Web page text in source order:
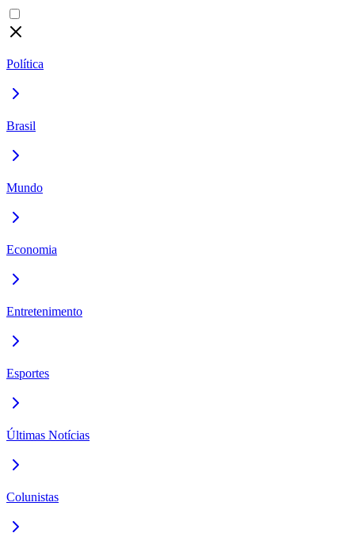
Política
Brasil
Mundo
Economia
Entretenimento
Esportes
Últimas Notícias
Colunistas